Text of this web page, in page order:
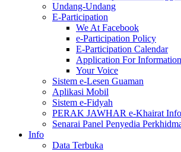
Undang-Undang
E-Participation
We At Facebook
e-Participation Policy
E-Participation Calendar
Application For Information
Your Voice
Sistem e-Lesen Guaman
Aplikasi Mobil
Sistem e-Fidyah
PERAK JAWHAR e-Khairat
Senarai Panel Penyedia
Info
Data Terbuka